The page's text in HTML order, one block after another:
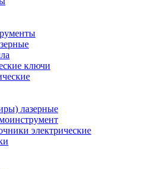
ключи
лазерные
электрические